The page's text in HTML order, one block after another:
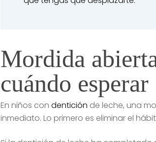
Mordida
cuándo esperar
En niños condentición de leche, una
inmediato. Lo primero es eliminar el